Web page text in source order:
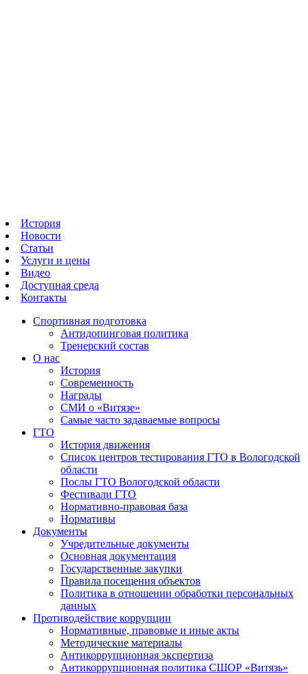
История
Новости
Статьи
Услуги и цены
Видео
Доступная среда
Контакты
Спортивная подготовка
Антидопинговая политика
Тренерский состав
О нас
История
Современность
Награды
СМИ о «Витязе»
Самые часто задаваемые вопросы
ГТО
История движения
Список центров тестирования ГТО в Вологодской
области
Послы ГТО Вологодской области
Фестивали ГТО
Нормативно-правовая база
Нормативы
Документы
Учредительные документы
Основная документация
Государственные закупки
Правила посещения объектов
Политика в отношении обработки персональных
данных
Противодействие коррупции
Нормативные, правовые и иные акты
Методические материалы
Антикоррупционная экспертиза
Антикоррупционная политика СШОР «Витязь»